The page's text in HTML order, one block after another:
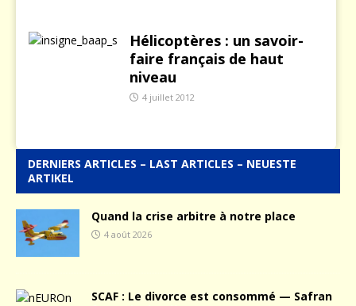
Hélicoptères : un savoir-
faire français de haut
niveau
4 juillet 2012
DERNIERS ARTICLES – LAST ARTICLES – NEUESTE
ARTIKEL
Quand la crise arbitre à notre place
4 août 2026
SCAF : Le divorce est consommé — Safran